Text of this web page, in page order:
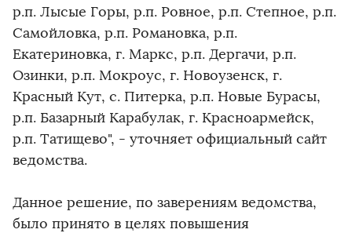
р.п. Лысые Горы, р.п. Ровное, р.п. Степное, р.п.
Самойловка, р.п. Романовка, р.п.
Екатериновка, г. Маркс, р.п. Дергачи, р.п.
Озинки, р.п. Мокроус, г. Новоузенск, г.
Красный Кут, с. Питерка, р.п. Новые Бурасы,
р.п. Базарный Карабулак, г. Красноармейск,
р.п. Татищево", - уточняет официальный сайт
ведомства.
Данное решение, по заверениям ведомства,
было принято в целях повышения